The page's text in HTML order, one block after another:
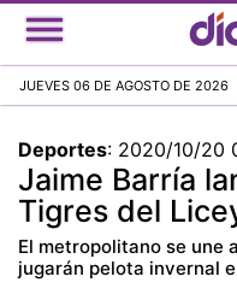
JUEVES 06 DE AGOSTO DE 2026
Deportes: 2020/10/20
Jaime Barría
Tigres del
El metropolitano se une
jugarán pelota invernal